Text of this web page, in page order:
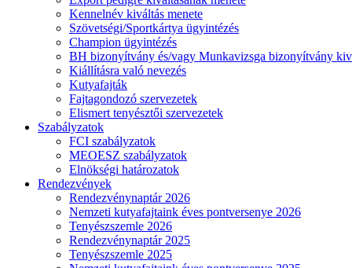
Kennelnév kiváltás menete
Szövetségi/Sportkártya ügyintézés
Champion ügyintézés
BH bizonyítvány és/vagy Munkavizsga bizonyítvány
Kiállításra való nevezés
Kutyafajták
Fajtagondozó szervezetek
Elismert tenyésztői szervezetek
Szabályzatok
FCI szabályzatok
MEOESZ szabályzatok
Elnökségi határozatok
Rendezvények
Rendezvénynaptár 2026
Nemzeti kutyafajtaink éves pontversenye 2026
Tenyészszemle 2026
Rendezvénynaptár 2025
Tenyészszemle 2025